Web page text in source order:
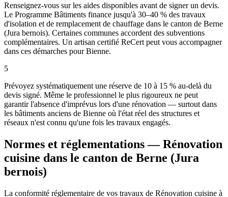
Renseignez-vous sur les aides disponibles avant de signer un devis.
Le Programme Bâtiments finance jusqu'à 30–40 % des travaux
d'isolation et de remplacement de chauffage dans le canton de Berne
(Jura bernois). Certaines communes accordent des subventions
complémentaires. Un artisan certifié ReCert peut vous accompagner
dans ces démarches pour Bienne.
5
Prévoyez systématiquement une réserve de 10 à 15 % au-delà du
devis signé. Même le professionnel le plus rigoureux ne peut
garantir l'absence d'imprévus lors d'une rénovation — surtout dans
les bâtiments anciens de Bienne où l'état réel des structures et
réseaux n'est connu qu'une fois les travaux engagés.
Normes et réglementations — Rénovation
cuisine dans le canton de Berne (Jura
bernois)
La conformité réglementaire de vos travaux de Rénovation cuisine à